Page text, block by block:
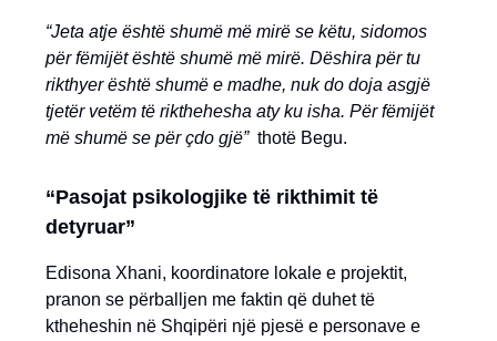
“Jeta atje është shumë më mirë se këtu, sidomos
për fëmijët është shumë më mirë. Dëshira për tu
rikthyer është shumë e madhe, nuk do doja asgjë
tjetër vetëm të rikthehesha aty ku isha. Për fëmijët
më shumë se për çdo gjë”thotë Begu.
“Pasojat psikologjike të rikthimit të
detyruar”
Edisona Xhani, koordinatore lokale e projektit,
pranon se përballjen me faktin që duhet të
ktheheshin në Shqipëri një pjesë e personave e